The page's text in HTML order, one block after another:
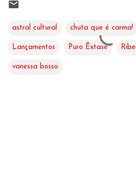
astral cultural chuta que é carma!
Lançamentos Puro Êxtase
vanessa bosso